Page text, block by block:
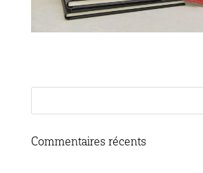
Commentaires récents